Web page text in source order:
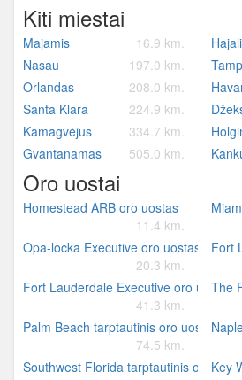
Kiti miestai
Majamis 16.9 km.
Nasau
197.0 km.
Orlandas
208.0 km.
Santa Klara
224.9 km.
Kamagvėjus
334.7 km.
Gvantanamas
505.0 km.
Oro uostai
Homestead ARB oro uostas
11.4 km.
Opa-locka Executive oro uostas
20.3 km.
Fort
Fort Lauderdale Executive oro uostas
41.3 km.
The
Palm Beach tarptautinis oro uostas
74.5 km.
Southwest Florida tarptautinis oroKey